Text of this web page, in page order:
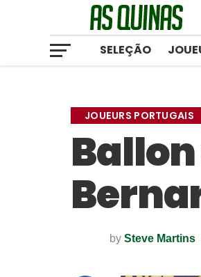
SELEÇÃO
JOUEURS PORTUGAIS
Ballon
by Steve Martins